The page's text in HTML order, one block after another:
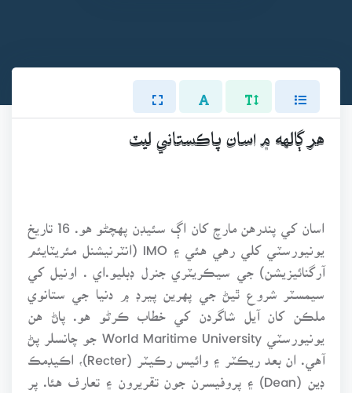
هر ڳالهه ۾ اسان پاڪستاني ليٽ
اسان کي پندرهن مارچ کان اڳ سئيڊن پهچڻو هو. 16 تاريخ
يونيورسٽي کلي رهي هئي ۽ IMO (انٽرنيشنل مئريٽايئم
آرگنائيزيشن) جي سيڪريٽري جنرل ڊبليو.اي . اونيل کي
سيمسٽر شروع ٿيڻ جي پهرين پيرڊ ۾ دنيا جي ستانوي
ملڪن کان آيل شاگردن کي خطاب ڪرڻو هو. پاڻ هن
يونيورسٽي World Maritime University جو چانسلر پڻ
آهي. ان بعد ريڪٽر ۽ وائيس رڪيٽر (Recter)، اڪيڊمڪ
ڊين (Dean) ۽ پروفيسرن جون تقريرون ۽ تعارف هئا. پر